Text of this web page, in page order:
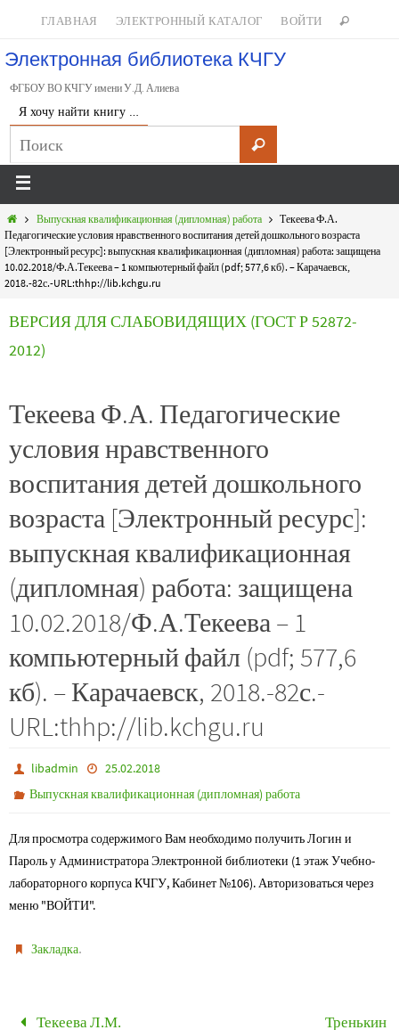
ГЛАВНАЯ ЭЛЕКТРОННЫЙ КАТАЛОГ ВОЙТИ
Электронная библиотека КЧГУ
ФГБОУ ВО КЧГУ имени У.Д. Алиева
Я хочу найти книгу …
Выпускная квалификационная (дипломная) работа
Текеева Ф.А.
Педагогические условия нравственного воспитания детей дошкольного возраста
[Электронный ресурс]: выпускная квалификационная (дипломная) работа: защищена
10.02.2018/Ф.А.Текеева – 1 компьютерный файл (pdf; 577,6 кб). – Карачаевск,
2018.-82с.-URL:thhp://lib.kchgu.ru
ВЕРСИЯ ДЛЯ СЛАБОВИДЯЩИХ (ГОСТ Р 52872-
2012)
Текеева Ф.А. Педагогические
условия нравственного
воспитания детей дошкольного
возраста [Электронный ресурс]:
выпускная квалификационная
(дипломная) работа: защищена
10.02.2018/Ф.А.Текеева – 1
компьютерный файл (pdf; 577,6
кб). – Карачаевск, 2018.-82с.-
URL:thhp://lib.kchgu.ru
libadmin
25.02.2018
Выпускная квалификационная (дипломная) работа
Для просмотра содержимого Вам необходимо получить Логин и
Пароль у Администратора Электронной библиотеки (1 этаж Учебно-
лабораторного корпуса КЧГУ, Кабинет №106). Авторизоваться через
меню "ВОЙТИ".
Закладка.
Текеева Л.М.
Тренькин